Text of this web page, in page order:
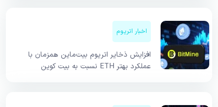
اخبار اتریوم
افزایش ذخایر اتریوم بیت‌ماین همزمان با
عملکرد بهتر ETH نسبت به بیت کوین